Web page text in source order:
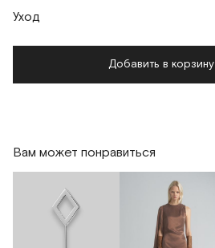
г. Москва, Малая Бронная 24/3
Уход
Добавить в корзину
Вам может понравиться